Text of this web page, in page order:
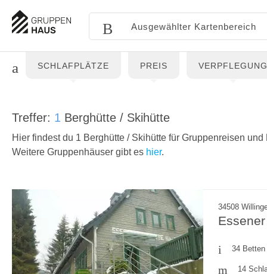
SCHLAFPLÄTZE PREIS VERPFLEGUNG
Treffer: 1 Berghütte / Skihütte
Hier findest du 1 Berghütte / Skihütte für Gruppenreisen
Weitere Gruppenhäuser gibt es hier.
34508
34 Betten
14